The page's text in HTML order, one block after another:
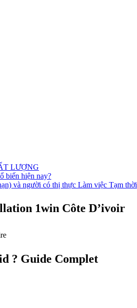
LƯỢNG
biến hiện nay?
và người có thị thực Làm việc Tạm thời
1win Côte D’ivoir
? Guide Complet